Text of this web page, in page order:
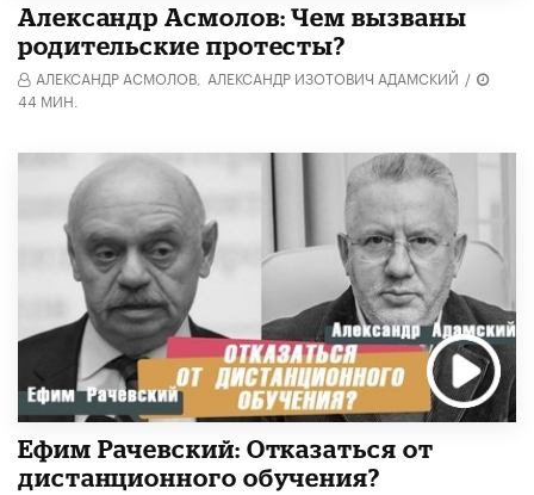
Александр Асмолов: Чем вызваны
родительские протесты?
АЛЕКСАНДР АСМОЛОВ, АЛЕКСАНДР ИЗОТОВИЧ АДАМСКИЙ /
44 МИН.
Ефим Рачевский: Отказаться от
дистанционного обучения?